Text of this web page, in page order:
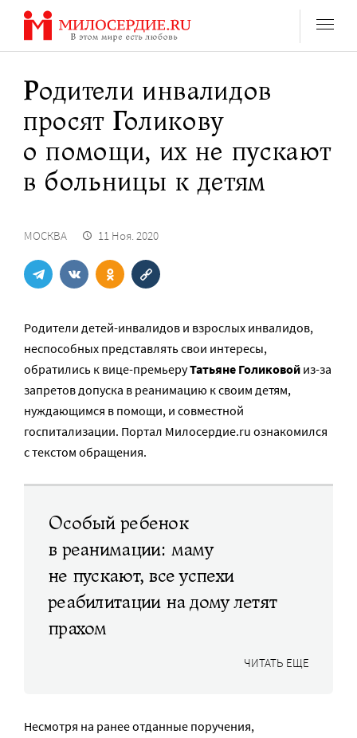
Перейти
содержанию
Родители инвалидов
просят Голикову
о помощи, их не пускают
в больницы к детям
МОСКВА 11 Ноя. 2020
Родители детей-инвалидов и взрослых инвалидов,
неспособных представлять свои интересы,
обратились к вице-премьеруТатьяне Голиковой из-за
запретов допуска в реанимацию к своим детям,
нуждающимся в помощи, и совместной
госпитализации. Портал Милосердие.ru ознакомился
с текстом обращения.
Особый ребенок
в реанимации: маму
не пускают, все успехи
реабилитации на дому летят
прахом
ЧИТАТЬ ЕЩЕ
Несмотря на ранее отданные поручения,